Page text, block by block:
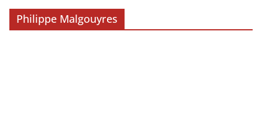
Philippe Malgouyres